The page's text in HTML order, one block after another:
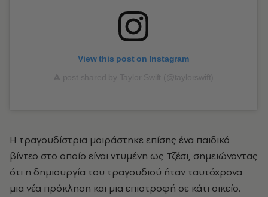
View this post on Instagram
Η τραγουδίστρια μοιράστηκε επίσης ένα παιδικό
βίντεο στο οποίο είναι ντυμένη ως Τζέσι, σημειώνοντας
ότι η δημιουργία του τραγουδιού ήταν ταυτόχρονα
μια νέα πρόκληση και μια επιστροφή σε κάτι οικείο.